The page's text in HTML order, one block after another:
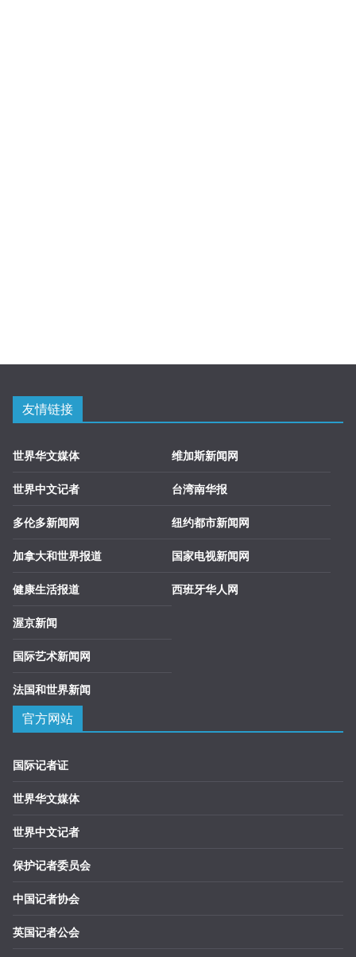
友情链接
世界华文媒体
世界中文记者
多伦多新闻网
加拿大和世界报道
健康生活报道
渥京新闻
国际艺术新闻网
法国和世界新闻
维加斯新闻网
台湾南华报
纽约都市新闻网
国家电视新闻网
西班牙华人网
官方网站
国际记者证
世界华文媒体
世界中文记者
保护记者委员会
中国记者协会
英国记者公会